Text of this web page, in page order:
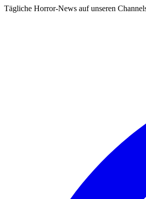
Tägliche Horror-News auf unseren